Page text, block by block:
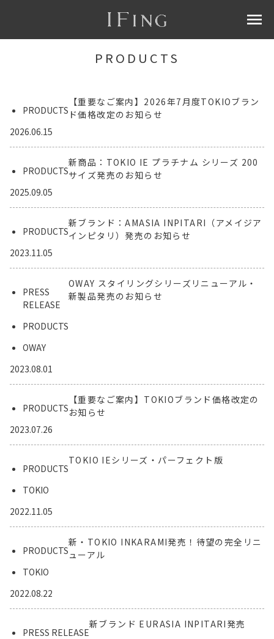
menu
PRODUCTS
【重要なご案内】2026年7月度TOKIOブラン
ド価格改定のお知らせ
PRODUCTS
2026.06.15
新商品：TOKIO IE プラチナム シリーズ 200
サイズ発売のお知らせ
PRODUCTS
2025.09.05
新ブランド：AMASIA INPITARI（アメイジア
インピタリ）発売のお知らせ
PRODUCTS
2023.11.05
OWAY スタイリングシリーズリニューアル・
新製品発売のお知らせ
PRESS
RELEASE
PRODUCTS
OWAY
2023.08.01
【重要なご案内】TOKIOブランド価格改定の
お知らせ
PRODUCTS
2023.07.26
TOKIO IEシリーズ・パーフェクト版
PRODUCTS
TOKIO
2022.11.05
新・TOKIO INKARAMI発売！待望の完全リニ
ューアル
PRODUCTS
TOKIO
2022.08.22
新ブランド EURASIA INPITARI発売
PRESS RELEASE